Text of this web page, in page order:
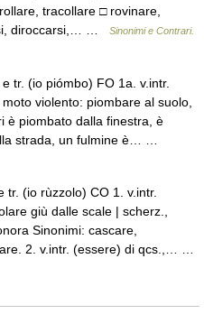
tracollare □ rovinare,
diroccarsi,… …
Sinonimi e Contrari.
tr. (io piómbo) FO 1a. v.intr.
violento: piombare al suolo,
è piombato dalla finestra, è
strada, un fulmine è… …
tr. (io rùzzolo) CO 1. v.intr.
giù dalle scale | scherz.,
Sinonimi: cascare,
2. v.intr. (essere) di qcs.,… …